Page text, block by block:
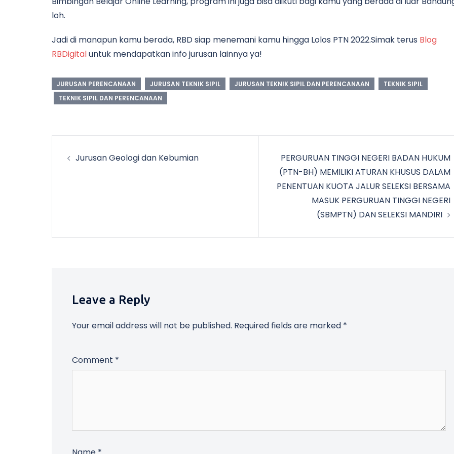
loh.
Jadi di manapun kamu berada, RBD siap menemani kamu hingga Lolos PTN 2022.Simak terus Blog
RBDigitaluntuk mendapatkan info jurusan lainnya ya!
JURUSAN PERENCANAAN JURUSAN TEKNIK SIPIL JURUSAN TEKNIK SIPIL DAN PERENCANAAN
TEKNIK SIPIL
TEKNIK SIPIL DAN PERENCANAAN
navigation
Jurusan Geologi dan Kebumian
PERGURUAN TINGGI NEGERI BADAN HUKUM
(PTN-BH) MEMILIKI ATURAN KHUSUS DALAM
PENENTUAN KUOTA JALUR SELEKSI BERSAMA
MASUK PERGURUAN TINGGI NEGERI
(SBMPTN) DAN SELEKSI MANDIRI
Leave a Reply
Your email address will not be published. Required fields are marked *
Comment *